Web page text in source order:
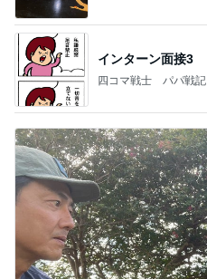
インターン面接3
四コマ戦士 パパ戦記